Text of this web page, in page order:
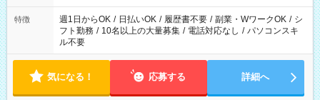
ください！
特徴 週1日からOK / 日払いOK / 履歴書不要 / 副業・WワークOK / シ
フト勤務 / 10名以上の大量募集 / 電話対応なし / パソコンスキ
ル不要
気になる！ 応募する 詳細へ